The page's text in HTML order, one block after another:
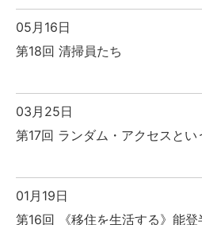
05月16日
第18回 清掃員たち
03月25日
第17回 ランダム・アクセスとい
01月19日
第16回 《移住を生活する》能